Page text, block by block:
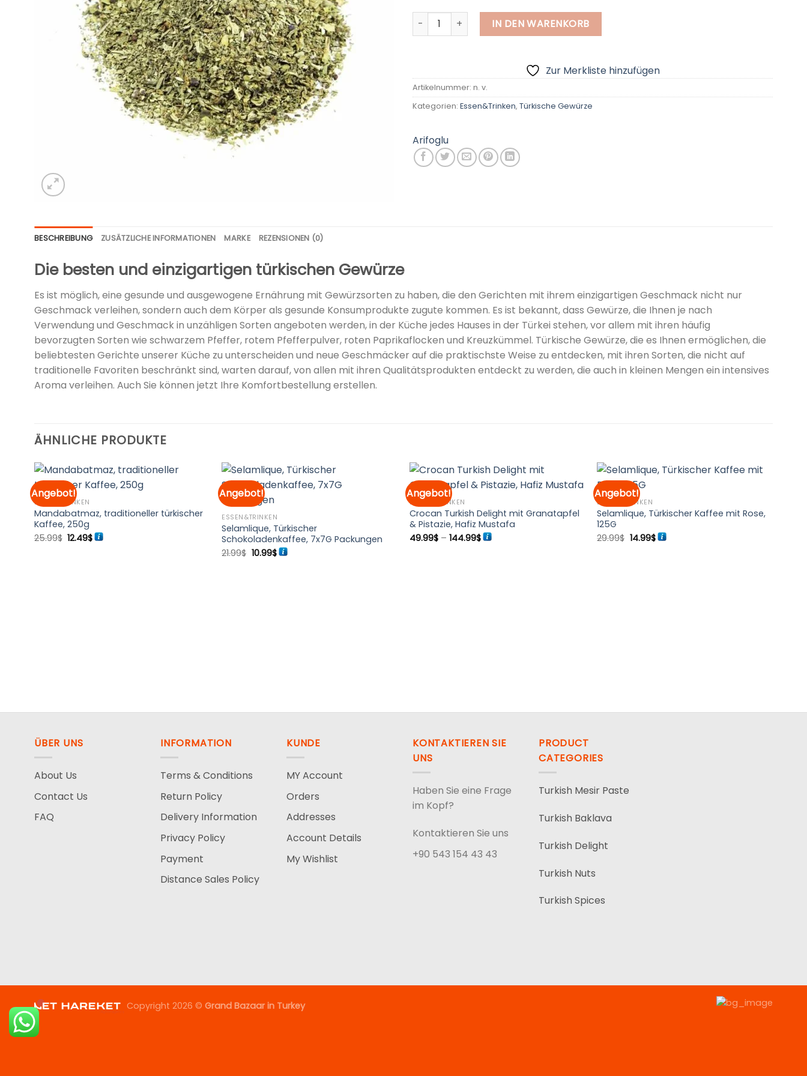
Getrocknetes Basilikum, natürlich Menge
IN DEN WARENKORB
Zur Merkliste hinzufügen
Artikelnummer: n. v.
Kategorien: Essen&Trinken, Türkische Gewürze
Arifoglu
BESCHREIBUNG ZUSÄTZLICHE INFORMATIONEN MARKE REZENSIONEN (0)
Die besten und einzigartigen türkischen Gewürze
Es ist möglich, eine gesunde und ausgewogene Ernährung mit Gewürzsorten zu haben, die den Gerichten mit ihrem einzigartigen Geschmack nicht nur
Geschmack verleihen, sondern auch dem Körper als gesunde Konsumprodukte zugute kommen. Es ist bekannt, dass Gewürze, die Ihnen je nach
Verwendung und Geschmack in unzähligen Sorten angeboten werden, in der Küche jedes Hauses in der Türkei stehen, vor allem mit ihren häufig
bevorzugten Sorten wie schwarzem Pfeffer, rotem Pfefferpulver, roten Paprikaflocken und Kreuzkümmel. Türkische Gewürze, die es Ihnen ermöglichen, die
beliebtesten Gerichte unserer Küche zu unterscheiden und neue Geschmäcker auf die praktischste Weise zu entdecken, mit ihren Sorten, die nicht auf
traditionelle Favoriten beschränkt sind, warten darauf, von allen mit ihren Qualitätsprodukten entdeckt zu werden, die auch in kleinen Mengen ein intensives
Aroma verleihen. Auch Sie können jetzt Ihre Komfortbestellung erstellen.
ÄHNLICHE PRODUKTE
Angebot!
Zur
Merkliste
ESSEN&TRINKEN
Mandabatmaz, traditioneller türkischer
Kaffee, 250g
25.99$ Ursprünglicher
Preis
12.49$Aktueller
Preis
Angebot!
ESSEN&TRINKEN
Selamlique, Türkischer
Schokoladenkaffee, 7x7G Packungen
21.99$ Ursprünglicher
Preis
10.99$Aktueller
Preis
Angebot!
Zur
Merkliste
ESSEN&TRINKEN
Crocan Turkish Delight mit Granatapfel
& Pistazie, Hafiz Mustafa
49.99$ – 144.99$Preisspanne:
49.99$
Angebot!
Merkliste
ESSEN&TRINKEN
Selamlique, Türkischer Kaffee mit Rose,
125G
29.99$ Ursprünglicher
Preis
14.99$Aktueller
Preis
ÜBER UNS
About Us
Contact Us
FAQ
INFORMATION
Terms & Conditions
Return Policy
Delivery Information
Privacy Policy
Payment
Distance Sales Policy
KUNDE
MY Account
Orders
Addresses
Account Details
My Wishlist
KONTAKTIEREN SIE
UNS
Haben Sie eine Frage
im Kopf?
Kontaktieren Sie uns
+90 543 154 43 43
PRODUCT
CATEGORIES
Turkish Mesir Paste
Turkish Baklava
Turkish Delight
Turkish Nuts
Turkish Spices
Copyright 2026 © Grand Bazaar in Turkey